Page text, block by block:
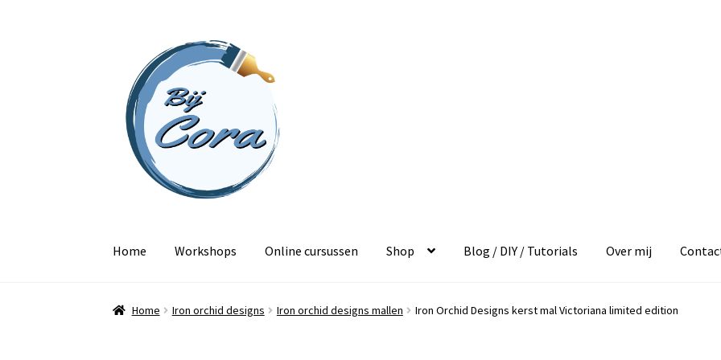
naar
navigatie
inhoud
Home Workshops Online cursussen Shop Blog / DIY / Tutorials Over mij
Home Iron orchid designs Iron orchid designs mallen Iron Orchid Designs kerst mal Victoriana limited edition